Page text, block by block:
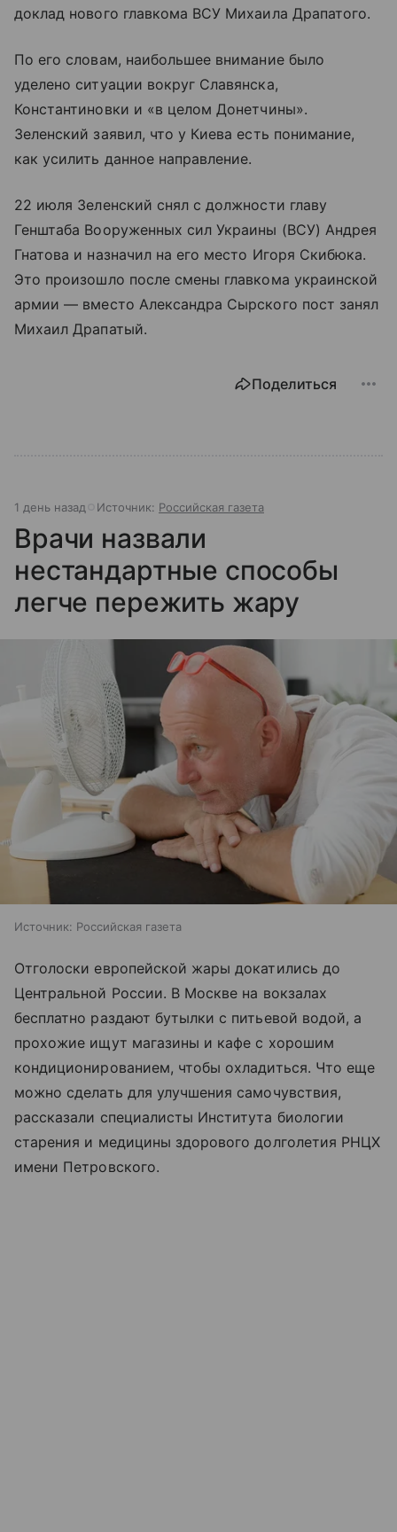
доклад нового главкома ВСУ Михаила Драпатого.
По его словам, наибольшее внимание было
уделено ситуации вокруг Славянска,
Константиновки и «в целом Донетчины».
Зеленский заявил, что у Киева есть понимание,
как усилить данное направление.
22 июля Зеленский снял с должности главу
Генштаба Вооруженных сил Украины (ВСУ) Андрея
Гнатова и назначил на его место Игоря Скибюка.
Это произошло после смены главкома украинской
армии — вместо Александра Сырского пост занял
Михаил Драпатый.
Поделиться
1 день назад Источник: Российская газета
Врачи назвали
нестандартные способы
легче пережить жару
Источник: Российская газета
Отголоски европейской жары докатились до
Центральной России. В Москве на вокзалах
бесплатно раздают бутылки с питьевой водой, а
прохожие ищут магазины и кафе с хорошим
кондиционированием, чтобы охладиться. Что еще
можно сделать для улучшения самочувствия,
рассказали специалисты Института биологии
старения и медицины здорового долголетия РНЦХ
имени Петровского.